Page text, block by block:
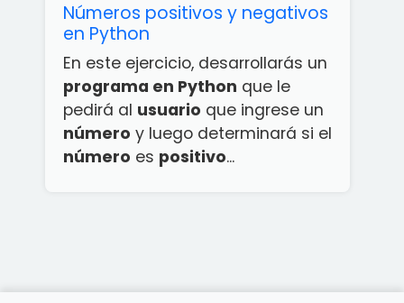
Números positivos y negativos
en Python
En este ejercicio, desarrollarás un
programa en Python que le
pedirá al usuario que ingrese un
número y luego determinará si el
número es positivo...